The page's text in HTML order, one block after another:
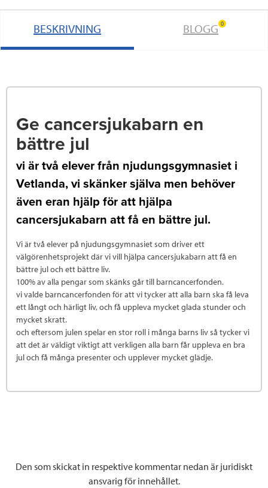
BESKRIVNING BLOGG 0
Ge cancersjukabarn en
bättre jul
vi är två elever från njudungsgymnasiet i
Vetlanda, vi skänker själva men behöver
även eran hjälp för att hjälpa
cancersjukabarn att få en bättre jul.
Vi är två elever på njudungsgymnasiet som driver ett
välgörenhetsprojekt där vi vill hjälpa cancersjukabarn att få en
bättre jul och ett bättre liv.
100% av alla pengar som skänks går till barncancerfonden.
vi valde barncancerfonden för att vi tycker att alla barn ska få leva
ett långt och härligt liv, och få uppleva mycket glada stunder och
mycket skratt.
och eftersom julen spelar en stor roll i många barns liv så tycker vi
att det är väldigt viktigt att verkligen alla barn får uppleva en bra
jul och få många presenter och upplever mycket glädje.
Den som skickat in respektive kommentar nedan är juridiskt
ansvarig för innehållet.